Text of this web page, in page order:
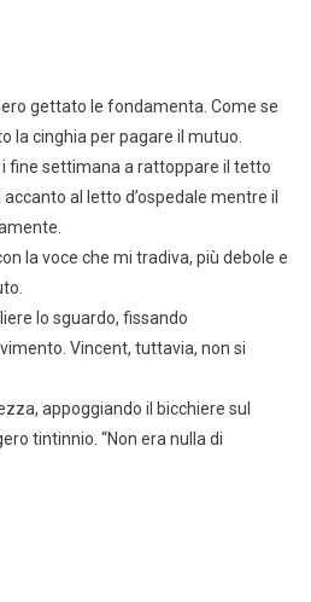
gettato le fondamenta. Come se
la cinghia per pagare il mutuo.
fine settimana a rattoppare il tetto
al letto d’ospedale mentre il
la voce che mi tradiva, più debole e
lo sguardo, fissando
Vincent, tuttavia, non si
appoggiando il bicchiere sul
tintinnio. “Non era nulla di